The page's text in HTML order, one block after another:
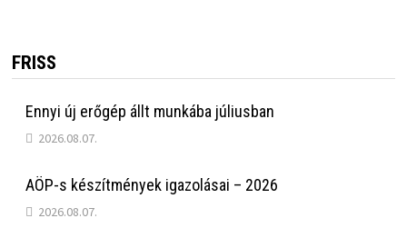
FRISS
Ennyi új erőgép állt munkába júliusban
2026.08.07.
AÖP-s készítmények igazolásai – 2026
2026.08.07.